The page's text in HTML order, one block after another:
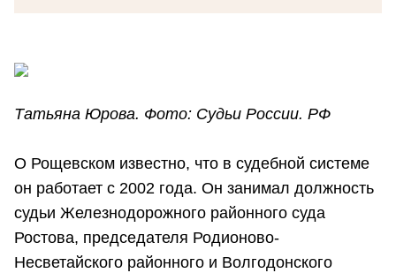
Татьяна Юрова. Фото: Судьи России. РФ
О Рощевском известно, что в судебной системе
он работает с 2002 года. Он занимал должность
судьи Железнодорожного районного суда
Ростова, председателя Родионово-
Несветайского районного и Волгодонского